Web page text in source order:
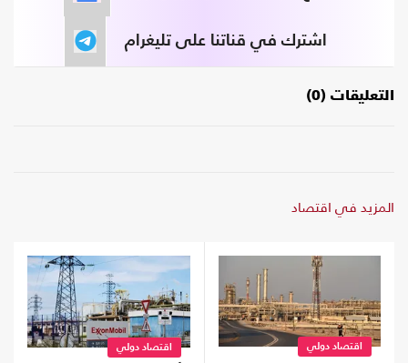
اشترك في قناتنا على تليغرام
التعليقات (0)
المزيد في اقتصاد
اقتصاد دولي اقتصاد دولي